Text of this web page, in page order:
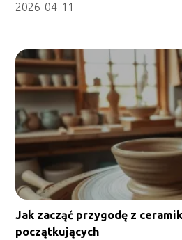
2026-04-11
Jak zacząć przygodę z
początkujących